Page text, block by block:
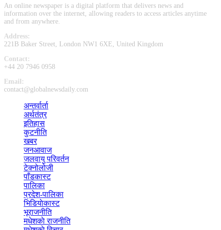
An online newspaper is a digital platform that delivers news and
information over the internet, allowing readers to access articles anytime
and from anywhere.
Address:
221B Baker Street, London NW1 6XE, United Kingdom
Contact:
+44 20 7946 0958
Email:
contact@globalnewsdaily.com
अन्तर्वार्ता
अर्थतंत्र(1)
इतिहास
कुटनीति(1)
खबर(132)
जनआवाज(3)
जलवायु परिवर्तन(2)
टेक्नोलोजी
पाँडकास्ट(6)
पालिका
प्रदेश-पालिका
भिडियाेकास्ट(7)
भूराजनीति(3)
मधेशकाे राजनीति(7)